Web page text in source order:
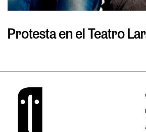
Protesta en el Teatro